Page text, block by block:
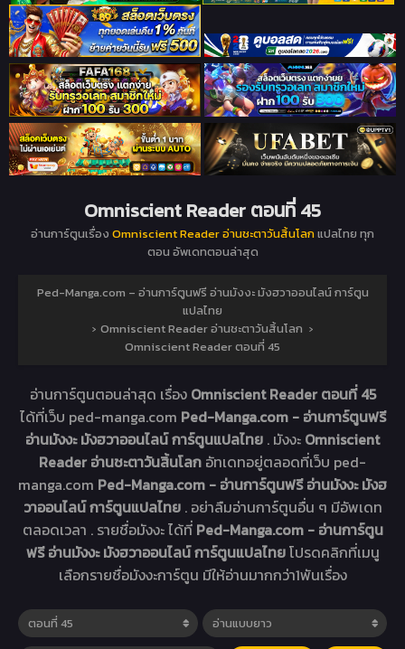
Omniscient Reader ตอนที่ 45
อ่านการ์ตูนเรื่อง Omniscient Reader อ่านชะตาวันสิ้นโลกแปลไทย ทุก
ตอน อัพเดทตอนล่าสุด
Ped-Manga.com – อ่านการ์ตูนฟรี อ่านมังงะ มังฮวาออนไลน์ การ์ตูน
แปลไทย
› Omniscient Reader อ่านชะตาวันสิ้นโลก ›
Omniscient Reader ตอนที่ 45
อ่านการ์ตูนตอนล่าสุด เรื่อง Omniscient Reader ตอนที่ 45
ได้ที่เว็บ ped-manga.com Ped-Manga.com - อ่านการ์ตูนฟรี
อ่านมังงะ มังฮวาออนไลน์ การ์ตูนแปลไทย . มังงะ Omniscient
Reader อ่านชะตาวันสิ้นโลก อัทเดทอยู่ตลอดที่เว็บ ped-
manga.com Ped-Manga.com - อ่านการ์ตูนฟรี อ่านมังงะ มังฮ
วาออนไลน์ การ์ตูนแปลไทย . อย่าลืมอ่านการ์ตูนอื่น ๆ มีอัพเดท
ตลอดเวลา . รายชื่อมังงะ ได้ที่ Ped-Manga.com - อ่านการ์ตูน
ฟรี อ่านมังงะ มังฮวาออนไลน์ การ์ตูนแปลไทยโปรดคลิกที่เมนู
เลือกรายชื่อมังงะการ์ตูน มีให้อ่านมากกว่า1พันเรื่อง